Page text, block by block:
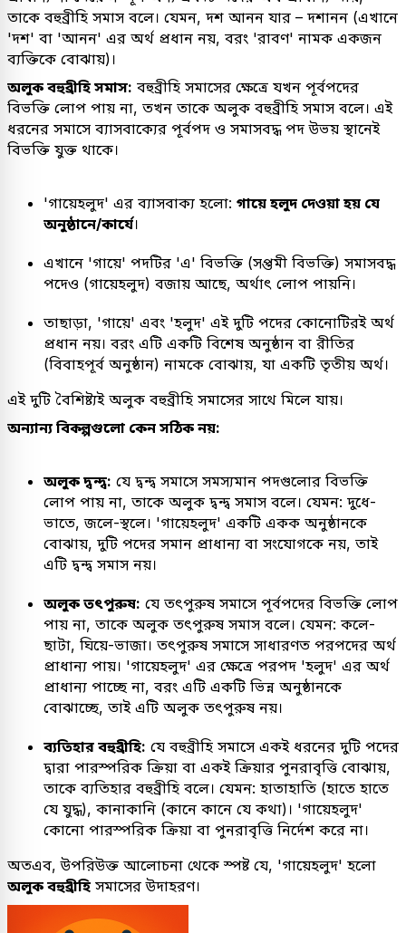
তাকে বহুব্রীহি সমাস বলে। যেমন, দশ আনন যার – দশানন (এখানে
'দশ' বা 'আনন' এর অর্থ প্রধান নয়, বরং 'রাবণ' নামক একজন
ব্যক্তিকে বোঝায়)।
অলুক বহুব্রীহি সমাস: বহুব্রীহি সমাসের ক্ষেত্রে যখন পূর্বপদের
বিভক্তি লোপ পায় না, তখন তাকে অলুক বহুব্রীহি সমাস বলে। এই
ধরনের সমাসে ব্যাসবাক্যের পূর্বপদ ও সমাসবদ্ধ পদ উভয় স্থানেই
বিভক্তি যুক্ত থাকে।
'গায়েহলুদ' এর ব্যাসবাক্য হলো: গায়ে হলুদ দেওয়া হয় যে
অনুষ্ঠানে/কার্যে।
এখানে 'গায়ে' পদটির 'এ' বিভক্তি (সপ্তমী বিভক্তি) সমাসবদ্ধ
পদেও (গায়েহলুদ) বজায় আছে, অর্থাৎ লোপ পায়নি।
তাছাড়া, 'গায়ে' এবং 'হলুদ' এই দুটি পদের কোনোটিরই অর্থ
প্রধান নয়। বরং এটি একটি বিশেষ অনুষ্ঠান বা রীতির
(বিবাহপূর্ব অনুষ্ঠান) নামকে বোঝায়, যা একটি তৃতীয় অর্থ।
এই দুটি বৈশিষ্ট্যই অলুক বহুব্রীহি সমাসের সাথে মিলে যায়।
অন্যান্য বিকল্পগুলো কেন সঠিক নয়:
অলুক দ্বন্দ্ব: যে দ্বন্দ্ব সমাসে সমস্যমান পদগুলোর বিভক্তি
লোপ পায় না, তাকে অলুক দ্বন্দ্ব সমাস বলে। যেমন: দুধে-
ভাতে, জলে-স্থলে। 'গায়েহলুদ' একটি একক অনুষ্ঠানকে
বোঝায়, দুটি পদের সমান প্রাধান্য বা সংযোগকে নয়, তাই
এটি দ্বন্দ্ব সমাস নয়।
অলুক তৎপুরুষ: যে তৎপুরুষ সমাসে পূর্বপদের বিভক্তি লোপ
পায় না, তাকে অলুক তৎপুরুষ সমাস বলে। যেমন: কলে-
ছাটা, ঘিয়ে-ভাজা। তৎপুরুষ সমাসে সাধারণত পরপদের অর্থ
প্রাধান্য পায়। 'গায়েহলুদ' এর ক্ষেত্রে পরপদ 'হলুদ' এর অর্থ
প্রাধান্য পাচ্ছে না, বরং এটি একটি ভিন্ন অনুষ্ঠানকে
বোঝাচ্ছে, তাই এটি অলুক তৎপুরুষ নয়।
ব্যতিহার বহুব্রীহি: যে বহুব্রীহি সমাসে একই ধরনের দুটি পদের
দ্বারা পারস্পরিক ক্রিয়া বা একই ক্রিয়ার পুনরাবৃত্তি বোঝায়,
তাকে ব্যতিহার বহুব্রীহি বলে। যেমন: হাতাহাতি (হাতে হাতে
যে যুদ্ধ), কানাকানি (কানে কানে যে কথা)। 'গায়েহলুদ'
কোনো পারস্পরিক ক্রিয়া বা পুনরাবৃত্তি নির্দেশ করে না।
অতএব, উপরিউক্ত আলোচনা থেকে স্পষ্ট যে, 'গায়েহলুদ' হলো
অলুক বহুব্রীহি সমাসের উদাহরণ।